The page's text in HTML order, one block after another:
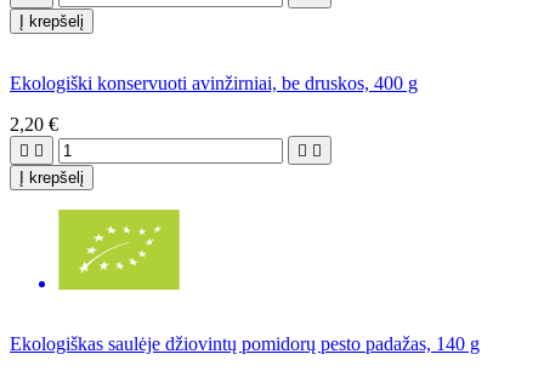
Į krepšelį
Ekologiški konservuoti avinžirniai, be druskos, 400 g
2,20 €
   
Į krepšelį
Ekologiškas saulėje džiovintų pomidorų pesto padažas, 140 g